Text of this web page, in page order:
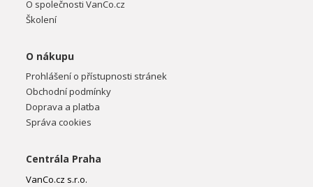
O společnosti VanCo.cz
Školení
O nákupu
Prohlášení o přístupnosti stránek
Obchodní podmínky
Doprava a platba
Správa cookies
Centrála Praha
VanCo.cz s.r.o.